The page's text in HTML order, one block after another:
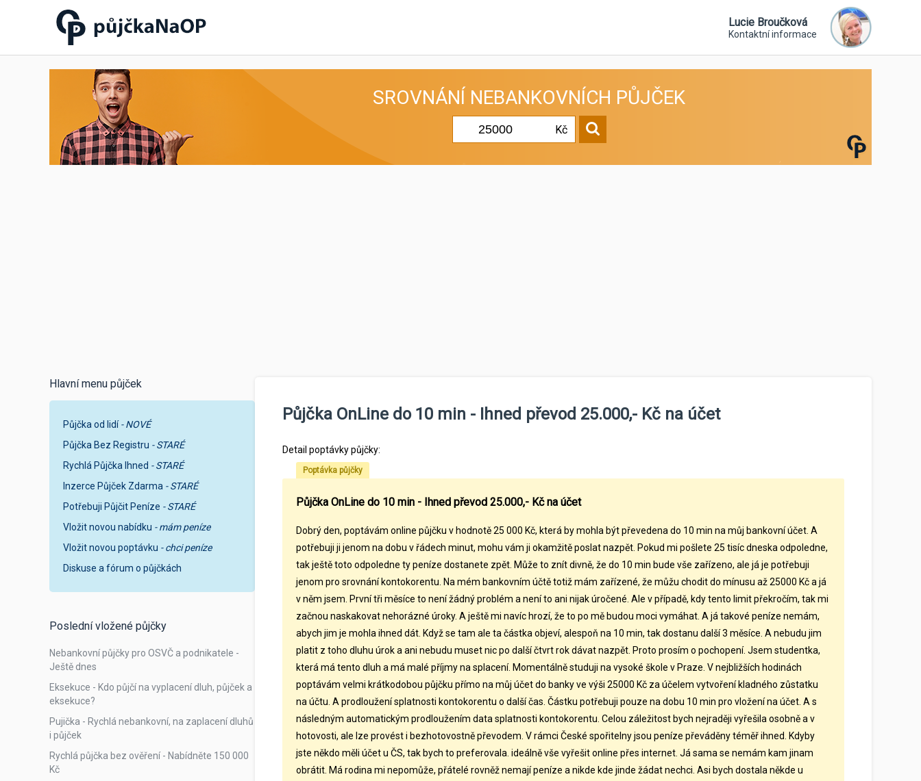
Půjčka na OP občanský
průkaz
Lucie Broučková
Kontaktní informace
SROVNÁNÍ NEBANKOVNÍCH PŮJČEK
Kč
Hlavní menu půjček
Půjčka od lidí- NOVÉ
Půjčka Bez Registru - STARÉ
Rychlá Půjčka Ihned - STARÉ
Inzerce Půjček Zdarma - STARÉ
Potřebuji Půjčit Peníze - STARÉ
Vložit novou nabídku - mám peníze
Vložit novou poptávku - chci peníze
Diskuse a fórum o půjčkách
Poslední vložené půjčky
Nebankovní půjčky pro OSVČ a podnikatele -
Ještě dnes
Eksekuce - Kdo půjčí na vyplacení dluh, půjček a
eksekuce?
Pujička - Rychlá nebankovní, na zaplacení dluhů
i půjček
Rychlá půjčka bez ověření - Nabídněte 150 000
Kč
Půjčka OnLine do 10 min - Ihned převod 25.000,- Kč na účet
Detail poptávky půjčky:
Poptávka půjčky
Půjčka OnLine do 10 min - Ihned převod 25.000,- Kč na účet
Dobrý den, poptávám online půjčku v hodnotě 25 000 Kč, která by mohla být převedena do 10 min na můj bankovní účet. A
potřebuji ji jenom na dobu v řádech minut, mohu vám ji okamžitě poslat nazpět. Pokud mi pošlete 25 tisíc dneska odpoledne,
tak ještě toto odpoledne ty peníze dostanete zpět. Může to znít divně, že do 10 min bude vše zařízeno, ale já je potřebuji
jenom pro srovnání kontokorentu. Na mém bankovním účtě totiž mám zařízené, že můžu chodit do mínusu až 25000 Kč a já
v něm jsem. První tři měsíce to není žádný problém a není to ani nijak úročené. Ale v případě, kdy tento limit překročím, tak mi
začnou naskakovat nehorázné úroky. A ještě mi navíc hrozí, že to po mě budou moci vymáhat. A já takové peníze nemám,
abych jim je mohla ihned dát. Když se tam ale ta částka objeví, alespoň na 10 min, tak dostanu další 3 měsíce. A nebudu jim
platit z toho dluhu úrok a ani nebudu muset nic po další čtvrt rok dávat nazpět. Proto prosím o pochopení. Jsem studentka,
která má tento dluh a má malé příjmy na splacení. Momentálně studuji na vysoké škole v Praze. V nejbližších hodinách
poptávám velmi krátkodobou půjčku přímo na můj účet do banky ve výši 25000 Kč za účelem vytvoření kladného zůstatku
na účtu. A prodloužení splatnosti kontokorentu o další čas. Částku potřebuji pouze na dobu 10 min pro vložení na účet. A s
následným automatickým prodloužením data splatnosti kontokorentu. Celou záležitost bych nejraději vyřešila osobně a v
hotovosti, ale lze provést i bezhotovostně převodem. V rámci České spořitelny jsou peníze převáděny téměř ihned. Kdyby
jste někdo měli účet u ČS, tak bych to preferovala. ideálně vše vyřešit online přes internet. Já sama se nemám kam jinam
obrátit. Má rodina mi nepomůže, přátelé rovněž nemají peníze a nikde kde jinde žádat nechci. Asi bych dostala někde u